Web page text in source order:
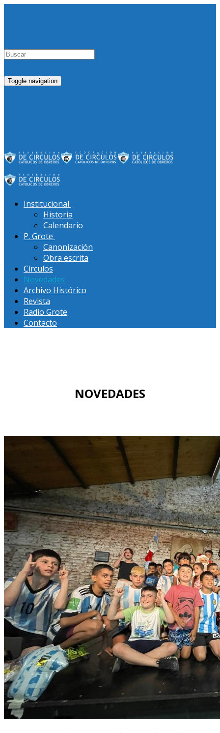
Toggle navigation
Institucional
Historia
Calendario
P. Grote
Canonización
Obra escrita
Círculos
Novedades
Archivo Histórico
Revista
Radio Grote
Contacto
NOVEDADES